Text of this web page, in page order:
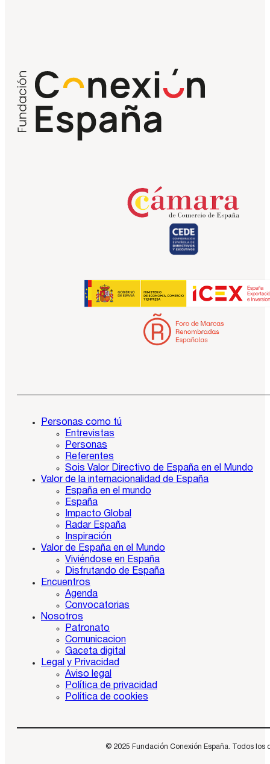
Personas como tú
Entrevistas
Personas
Referentes
Sois Valor Directivo de España en el Mundo
Valor de la internacionalidad de España
España en el mundo
España
Impacto Global
Radar España
Inspiración
Valor de España en el Mundo
Viviéndose en España
Disfrutando de España
Encuentros
Agenda
Convocatorias
Nosotros
Patronato
Comunicacion
Gaceta digital
Legal y Privacidad
Aviso legal
Política de privacidad
Política de cookies
© 2025 Fundación Conexión España. Todos los